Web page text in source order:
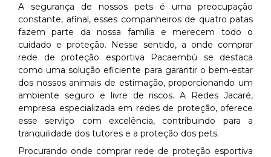
A segurança de nossos pets é uma preocupação
constante, afinal, esses companheiros de quatro patas
fazem parte da nossa família e merecem todo o
cuidado e proteção. Nesse sentido, a onde comprar
rede de proteção esportiva Pacaembú se destaca
como uma solução eficiente para garantir o bem-estar
dos nossos animais de estimação, proporcionando um
ambiente seguro e livre de riscos. A Redes Jacaré,
empresa especializada em redes de proteção, oferece
esse serviço com excelência, contribuindo para a
tranquilidade dos tutores e a proteção dos pets.
Procurando onde comprar rede de proteção esportiva